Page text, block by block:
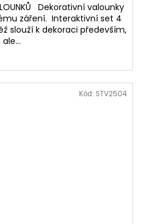
Dekorativní valounky
záření. Interaktivní set 4
slouží k dekoraci především,
ale...
Kód: STV2504